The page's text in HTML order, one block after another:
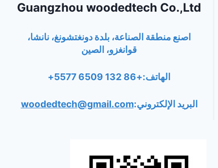
Guangzhou woodedtech Co.,Ltd
اصنع منطقة الصناعة، بلدة دونغتشونغ، نانشا،
قوانغزو، الصين
الهاتف:+86 132 6509 5577+
البريد الإلكتروني:woodedtech@gmail.com